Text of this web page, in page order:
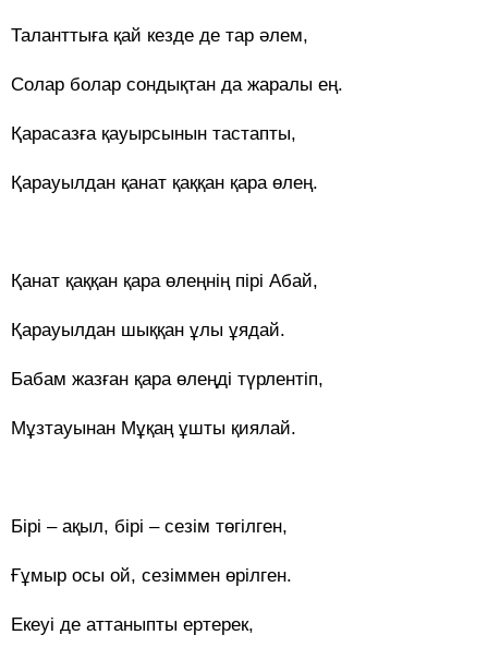
Таланттыға қай кезде де тар әлем,
Солар болар сондықтан да жаралы ең.
Қарасазға қауырсынын тастапты,
Қарауылдан қанат қаққан қара өлең.
Қанат қаққан қара өлеңнің пірі Абай,
Қарауылдан шыққан ұлы ұядай.
Бабам жазған қара өлеңді түрлентіп,
Мұзтауынан Мұқаң ұшты қиялай.
Бірі – ақыл, бірі – сезім төгілген,
Ғұмыр осы ой, сезіммен өрілген.
Екеуі де аттаныпты ертерек,